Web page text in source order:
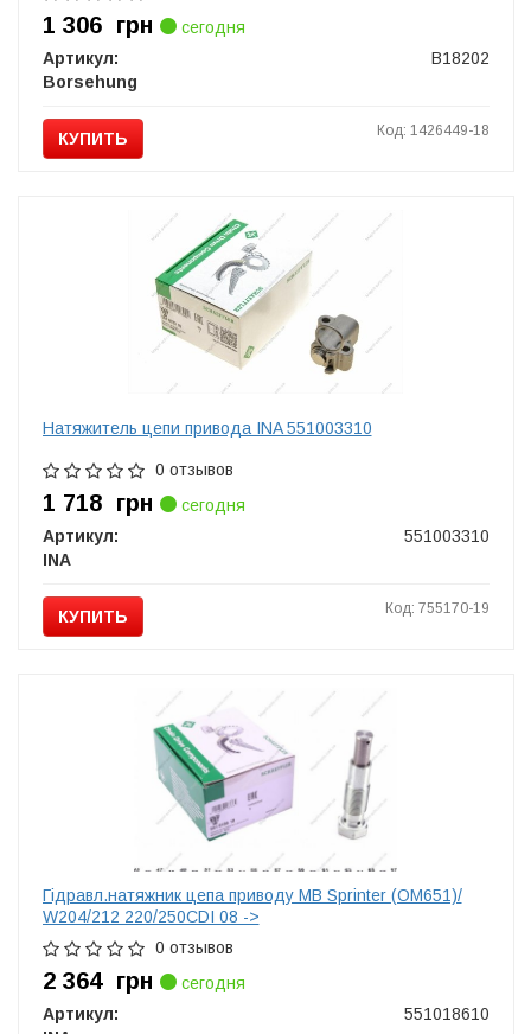
1 306 грн
сегодня
Артикул:
B18202
Borsehung
КУПИТЬ Код: 1426449-18
Натяжитель цепи привода INA 551003310
0 отзывов
1 718 грн
сегодня
Артикул:
551003310
INA
КУПИТЬ Код: 755170-19
Гідравл.натяжник цепа приводу MB Sprinter (OM651)/
W204/212 220/250CDI 08 ->
0 отзывов
2 364 грн
сегодня
Артикул:
551018610